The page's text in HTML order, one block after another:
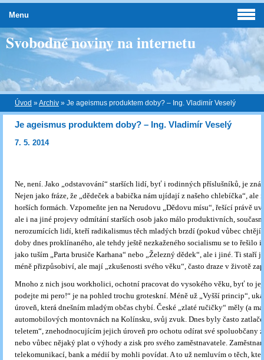
Svobodné noviny na internetu
Úvod »Archiv » Je ageismus produktem doby? – Ing. Vladimír Veselý
Je ageismus produktem doby? – Ing. Vladimír Veselý
7. 5. 2014
Ne, není. Jako „odstavování“ starších lidí, byť i rodinných příslušníků, je
Nejen jako fráze, že „dědeček a babička nám ujídají z našeho chlebíčka“, ale
horších formách. Vzpomeňte jen na Nerudovu „Dědovu mísu“, řešící právě
ale i na jiné projevy odmítání starších osob jako málo produktivních,
nerozumících lidí, kteří radikalismus těch mladých brzdí (pokud vůbec chtějí
doby dnes proklínaného, ale tehdy ještě nezkaženého socialismu se to řešilo
jako tuším „Parta brusiče Karhana“ nebo „Železný dědek“, ale i jiné. Ti staří
méně přizpůsobiví, ale mají „zkušenosti svého věku“, často draze v životě
Mnoho z nich jsou workholici, ochotní pracovat do vysokého věku, byť to
podejte mi pero!“ je na pohled trochu groteskní. Méně už „Vyšší princip“,
úroveň, která dnešním mladým občas chybí. České „zlaté ručičky“ měly (a
automobilových montovnách na Kolínsku, svůj zvuk. Dnes byly často
teletem“, znehodnocujícím jejich úroveň pro ochotu odírat své spoluobčany
nebo vůbec nějaký plat o výhody a zisk pro svého zaměstnavatele.
telekomunikací, bank a médií by mohli povídat. A to už nemluvím o těch,
Menu